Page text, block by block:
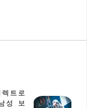
트로
성 보